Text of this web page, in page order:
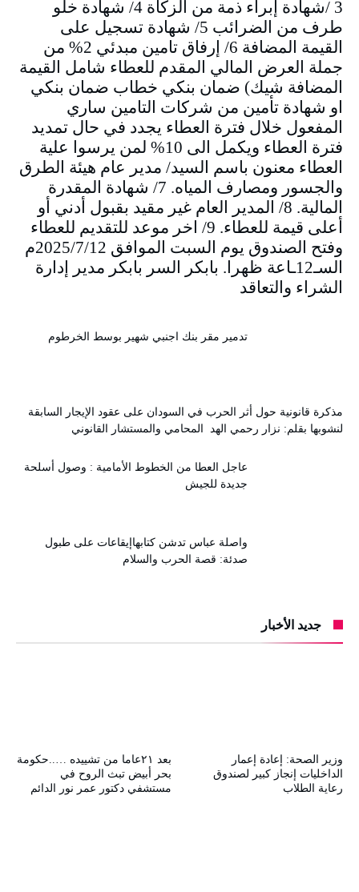
3 /شهادة إبراء ذمة من الزكاة 4/ شهادة خلو
طرف من الضرائب 5/ شهادة تسجيل على
القيمة المضافة 6/ إرفاق تامين مبدئي 2% من
جملة العرض المالي المقدم للعطاء شامل القيمة
المضافة شيك) ضمان بنكي خطاب ضمان بنكي
او شهادة تأمين من شركات التامين ساري
المفعول خلال فترة العطاء يجدد في حال تمديد
فترة العطاء ويكمل الى 10% لمن يرسوا علية
العطاء معنون باسم السيد/ مدير عام هيئة الطرق
والجسور ومصارف المياه. 7/ شهادة المقدرة
المالية. 8/ المدير العام غير مقيد بقبول أدني أو
أعلى قيمة للعطاء. 9/ اخر موعد للتقديم للعطاء
وفتح الصندوق يوم السبت الموافق 2025/7/12م
السـ12ـاعة ظهرا. بابكر السر بابكر مدير إدارة
الشراء والتعاقد
تدمير مقر بنك اجنبي شهير بوسط الخرطوم
مذكرة قانونية حول أثر الحرب في السودان على عقود الإيجار السابقة
لنشوبها بقلم: نزار رحمي الهد المحامي والمستشار القانوني
عاجل العطا من الخطوط الأمامية : وصول أسلحة
جديدة للجيش
واصلة عباس تدشن كتابهاإيقاعات على طبول
صدئة: قصة الحرب والسلام
جديد الأخبار
بعد ٢١عاما من تشييده …..حكومة
بحر أبيض تبث الروح في
مستشفي دكتور عمر نور الدائم
وزير الصحة: إعادة إعمار
الداخليات إنجاز كبير لصندوق
رعاية الطلاب